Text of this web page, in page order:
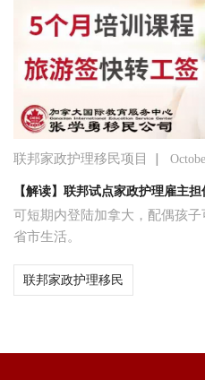
联邦家政护理移民项目 |
【解读】联邦试点家政护理雇主担
可短期内登陆加拿大，配偶孩
省市生活。
联邦家政护理移民